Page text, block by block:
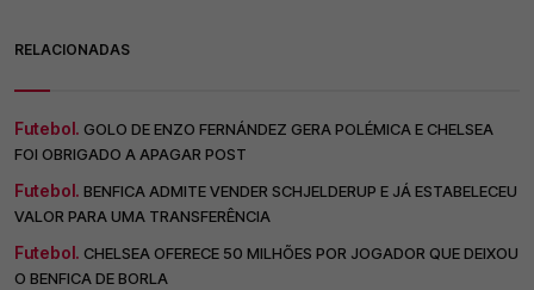
RELACIONADAS
Futebol. GOLO DE ENZO FERNÁNDEZ GERA POLÉMICA E CHELSEA
FOI OBRIGADO A APAGAR POST
Futebol. BENFICA ADMITE VENDER SCHJELDERUP E JÁ ESTABELECEU
VALOR PARA UMA TRANSFERÊNCIA
Futebol. CHELSEA OFERECE 50 MILHÕES POR JOGADOR QUE DEIXOU
O BENFICA DE BORLA